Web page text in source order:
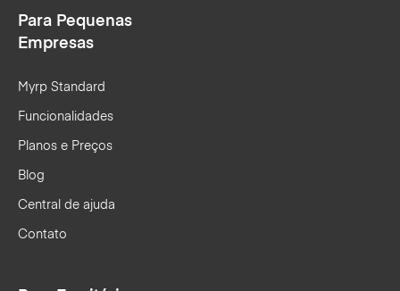
Para Pequenas
Empresas
Myrp Standard
Funcionalidades
Planos e Preços
Blog
Central de ajuda
Contato